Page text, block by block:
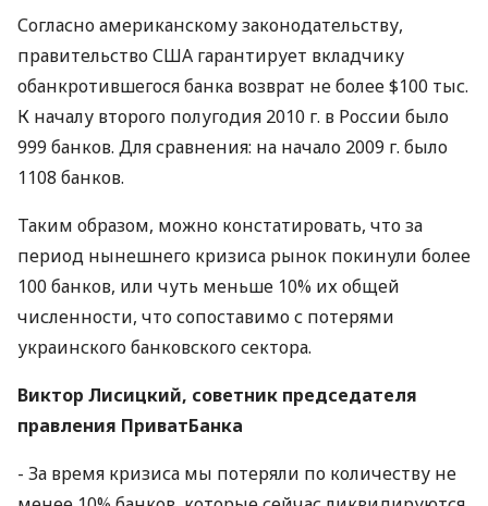
Согласно американскому законодательству,
правительство США гарантирует вкладчику
обанкротившегося банка возврат не более $100 тыс.
К началу второго полугодия 2010 г. в России было
999 банков. Для сравнения: на начало 2009 г. было
1108 банков.
Таким образом, можно констатировать, что за
период нынешнего кризиса рынок покинули более
100 банков, или чуть меньше 10% их общей
численности, что сопоставимо с потерями
украинского банковского сектора.
Виктор Лисицкий, советник председателя
правления ПриватБанка
- За время кризиса мы потеряли по количеству не